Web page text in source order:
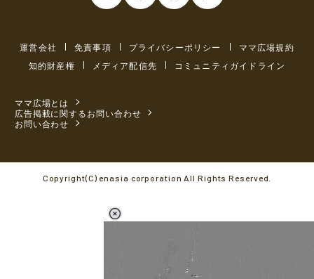
運営会社 免責事項 プライバシーポリシー
ママ広場規約
知的財産権
メディア配信先 コミュニティガイドライン
ママ広場とは
広告掲載に関するお問い合わせ
お問い合わせ
Copyright(C) enasia corporation All Rights Reserved.